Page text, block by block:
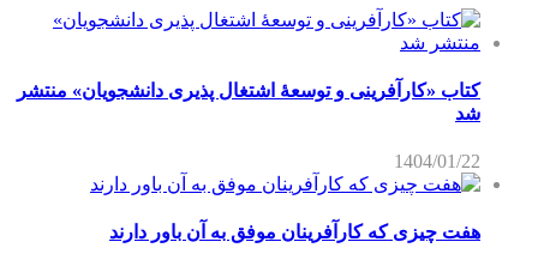
کتاب «کارآفرینی و توسعۀ اشتغال پذیری دانشجویان» منتشر
شد
1404/01/22
هفت چیزی که کارآفرینان موفق به آن باور دارند